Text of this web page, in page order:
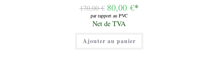
170,00€ Le
prix
initial
était :
170,00 €.
80,00 €*
par rapport au PVC
Le
prix
actuel
est :
80,00 €.
Net de TVA
Ajouter au panier